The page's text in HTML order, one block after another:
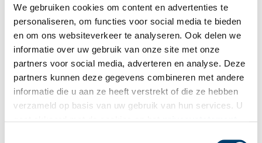
We gebruiken cookies om content en advertenties te
personaliseren, om functies voor social media te bieden
en om ons websiteverkeer te analyseren. Ook delen we
informatie over uw gebruik van onze site met onze
partners voor social media, adverteren en analyse. Deze
partners kunnen deze gegevens combineren met andere
informatie die u aan ze heeft verstrekt of die ze hebben
verzameld op basis van uw gebruik van hun services. U
2 min